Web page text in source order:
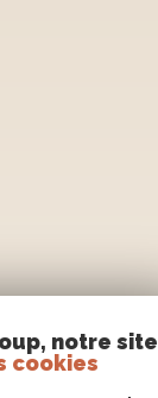
notre site
cookies